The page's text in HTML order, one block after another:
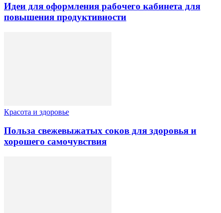
Идеи для оформления рабочего кабинета для
повышения продуктивности
Красота и здоровье
Польза свежевыжатых соков для здоровья и
хорошего самочувствия